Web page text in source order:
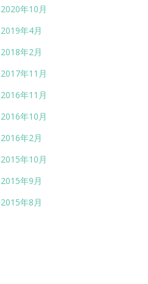
2020年10月
2019年4月
2018年2月
2017年11月
2016年11月
2016年10月
2016年2月
2015年10月
2015年9月
2015年8月